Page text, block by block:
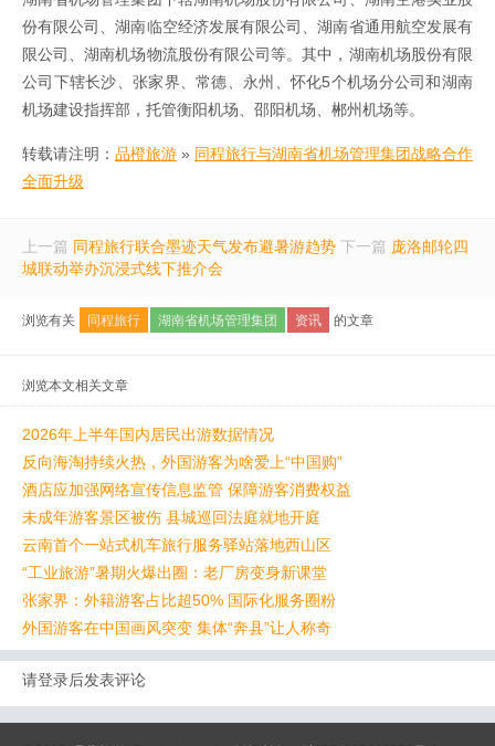
份有限公司、湖南临空经济发展有限公司、湖南省通用航空发展有
限公司、湖南机场物流股份有限公司等。其中，湖南机场股份有限
公司下辖长沙、张家界、常德、永州、怀化5个机场分公司和湖南
机场建设指挥部，托管衡阳机场、邵阳机场、郴州机场等。
转载请注明： 品橙旅游 » 同程旅行与湖南省机场管理集团战略合作
全面升级
上一篇 同程旅行联合墨迹天气发布避暑游趋势 下一篇 庞洛邮轮四
城联动举办沉浸式线下推介会
浏览有关 同程旅行 湖南省机场管理集团 资讯 的文章
浏览本文相关文章
2026年上半年国内居民出游数据情况
反向海淘持续火热，外国游客为啥爱上“中国购”
酒店应加强网络宣传信息监管 保障游客消费权益
未成年游客景区被伤 县城巡回法庭就地开庭
云南首个一站式机车旅行服务驿站落地西山区
“工业旅游”暑期火爆出圈：老厂房变身新课堂
张家界：外籍游客占比超50% 国际化服务圈粉
外国游客在中国画风突变 集体“奔县”让人称奇
请登录后发表评论